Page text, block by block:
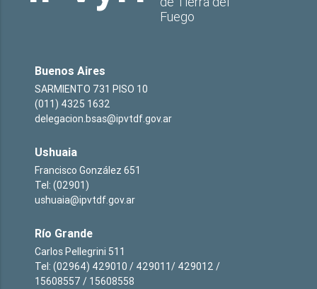
Fuego
Buenos Aires
SARMIENTO 731 PISO 10
(011) 4325 1632
delegacion.bsas@ipvtdf.gov.ar
Ushuaia
Francisco González 651
Tel: (02901)
ushuaia@ipvtdf.gov.ar
Río Grande
Carlos Pellegrini 511
Tel: (02964) 429010 / 429011/ 429012 /
15608557 / 15608558